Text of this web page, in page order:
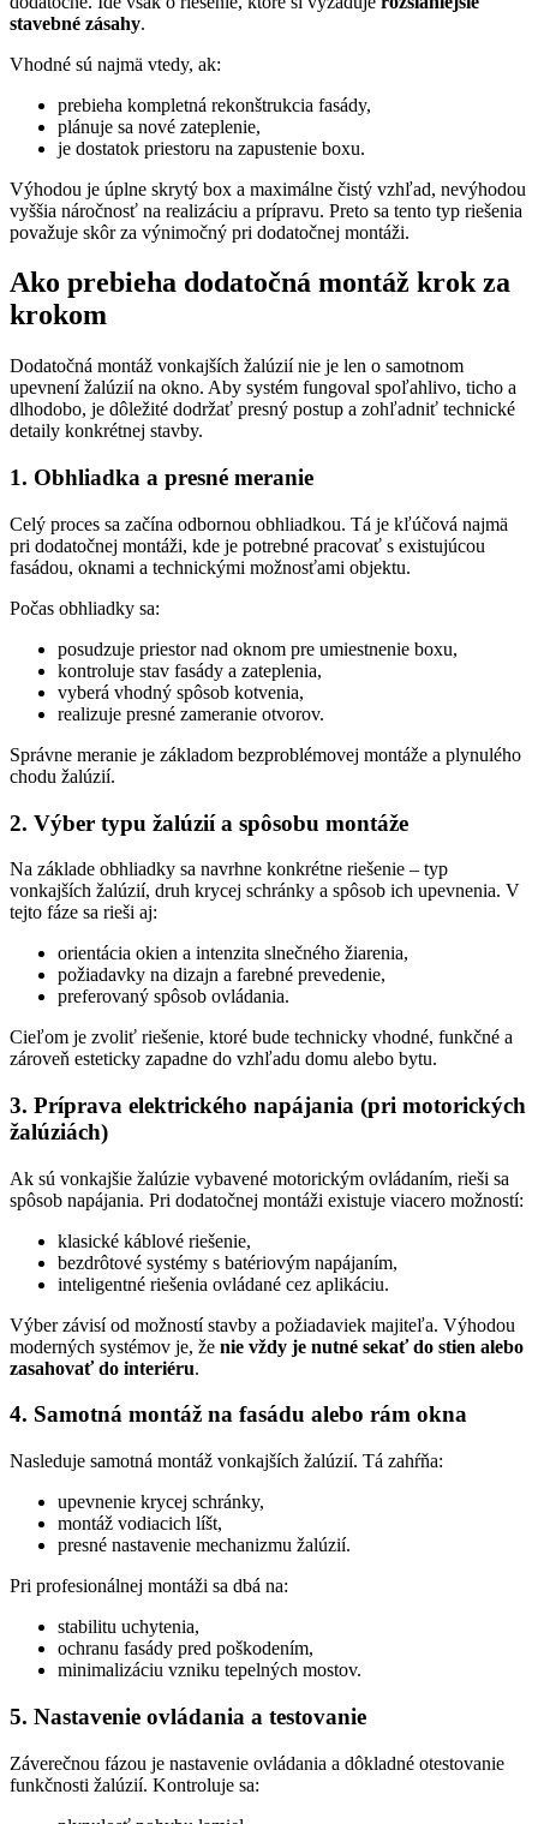
stavebné zásahy.
Vhodné sú najmä vtedy, ak:
prebieha kompletná rekonštrukcia fasády,
plánuje sa nové zateplenie,
je dostatok priestoru na zapustenie boxu.
Výhodou je úplne skrytý box a maximálne čistý vzhľad, nevýhodou
vyššia náročnosť na realizáciu a prípravu. Preto sa tento typ riešenia
považuje skôr za výnimočný pri dodatočnej montáži.
Ako prebieha dodatočná montáž krok za
krokom
Dodatočná montáž vonkajších žalúzií nie je len o samotnom
upevnení žalúzií na okno. Aby systém fungoval spoľahlivo, ticho a
dlhodobo, je dôležité dodržať presný postup a zohľadniť technické
detaily konkrétnej stavby.
1. Obhliadka a presné meranie
Celý proces sa začína odbornou obhliadkou. Tá je kľúčová najmä
pri dodatočnej montáži, kde je potrebné pracovať s existujúcou
fasádou, oknami a technickými možnosťami objektu.
Počas obhliadky sa:
posudzuje priestor nad oknom pre umiestnenie boxu,
kontroluje stav fasády a zateplenia,
vyberá vhodný spôsob kotvenia,
realizuje presné zameranie otvorov.
Správne meranie je základom bezproblémovej montáže a plynulého
chodu žalúzií.
2. Výber typu žalúzií a spôsobu montáže
Na základe obhliadky sa navrhne konkrétne riešenie – typ
vonkajších žalúzií, druh krycej schránky a spôsob ich upevnenia. V
tejto fáze sa rieši aj:
orientácia okien a intenzita slnečného žiarenia,
požiadavky na dizajn a farebné prevedenie,
preferovaný spôsob ovládania.
Cieľom je zvoliť riešenie, ktoré bude technicky vhodné, funkčné a
zároveň esteticky zapadne do vzhľadu domu alebo bytu.
3. Príprava elektrického napájania (pri motorických
žalúziách)
Ak sú vonkajšie žalúzie vybavené motorickým ovládaním, rieši sa
spôsob napájania. Pri dodatočnej montáži existuje viacero možností:
klasické káblové riešenie,
bezdrôtové systémy s batériovým napájaním,
inteligentné riešenia ovládané cez aplikáciu.
Výber závisí od možností stavby a požiadaviek majiteľa. Výhodou
moderných systémov je, že nie vždy je nutné sekať do stien alebo
zasahovať do interiéru.
4. Samotná montáž na fasádu alebo rám okna
Nasleduje samotná montáž vonkajších žalúzií. Tá zahŕňa:
upevnenie krycej schránky,
montáž vodiacich líšt,
presné nastavenie mechanizmu žalúzií.
Pri profesionálnej montáži sa dbá na:
stabilitu uchytenia,
ochranu fasády pred poškodením,
minimalizáciu vzniku tepelných mostov.
5. Nastavenie ovládania a testovanie
Záverečnou fázou je nastavenie ovládania a dôkladné otestovanie
funkčnosti žalúzií. Kontroluje sa: